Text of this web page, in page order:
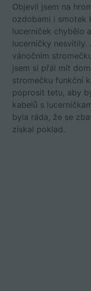
Objevil jsem na
ozdobami i smotek
lucerniček chybělo
lucerničky nesvítily.
vánočním
jsem si přál mít
stromečku funkční
poprosit tetu, aby
kabelů s
byla ráda, že se
získal poklad.